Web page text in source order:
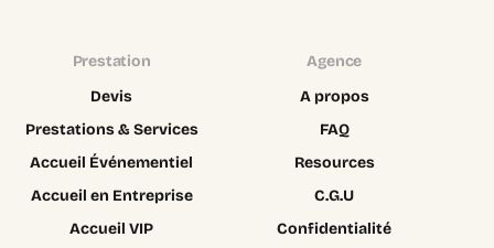
Prestation
Devis
Prestations & Services
Accueil Événementiel
Accueil en Entreprise
Accueil VIP
Agence
A propos
FAQ
Resources
C.G.U
Confidentialité